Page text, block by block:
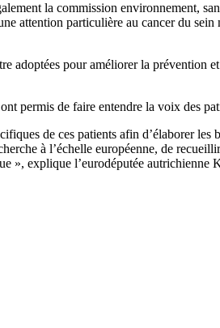
la commission environnement,
attention particulière au cancer du
adoptées pour améliorer la prévention
permis de faire entendre la voix des
de ces patients afin d’élaborer
à l’échelle européenne, de
», explique l’eurodéputée autrichienne